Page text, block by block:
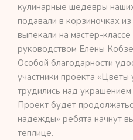
кулинарные шедевры
подавали в корзиночках
выпекали на мастер-
руководством Елены
Особой благодарности
участники проекта
трудились над
Проект будет
надежды» ребята начнут
теплице.